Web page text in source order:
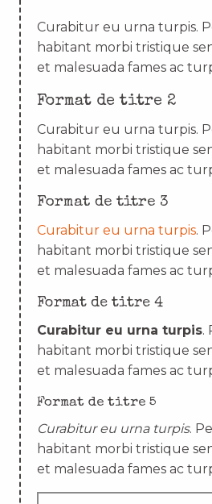
Curabitur eu urna turpis.
habitant morbi tristique
et malesuada fames ac
Format de titre 2
Curabitur eu urna turpis.
habitant morbi tristique
et malesuada fames ac
Format de titre 3
Curabitur eu urna turpis.
habitant morbi tristique
et malesuada fames ac
Format de titre 4
Curabitur eu urna turpis.
habitant morbi tristique
et malesuada fames ac
Format de titre 5
Curabitur eu urna turpis.
habitant morbi tristique
et malesuada fames ac